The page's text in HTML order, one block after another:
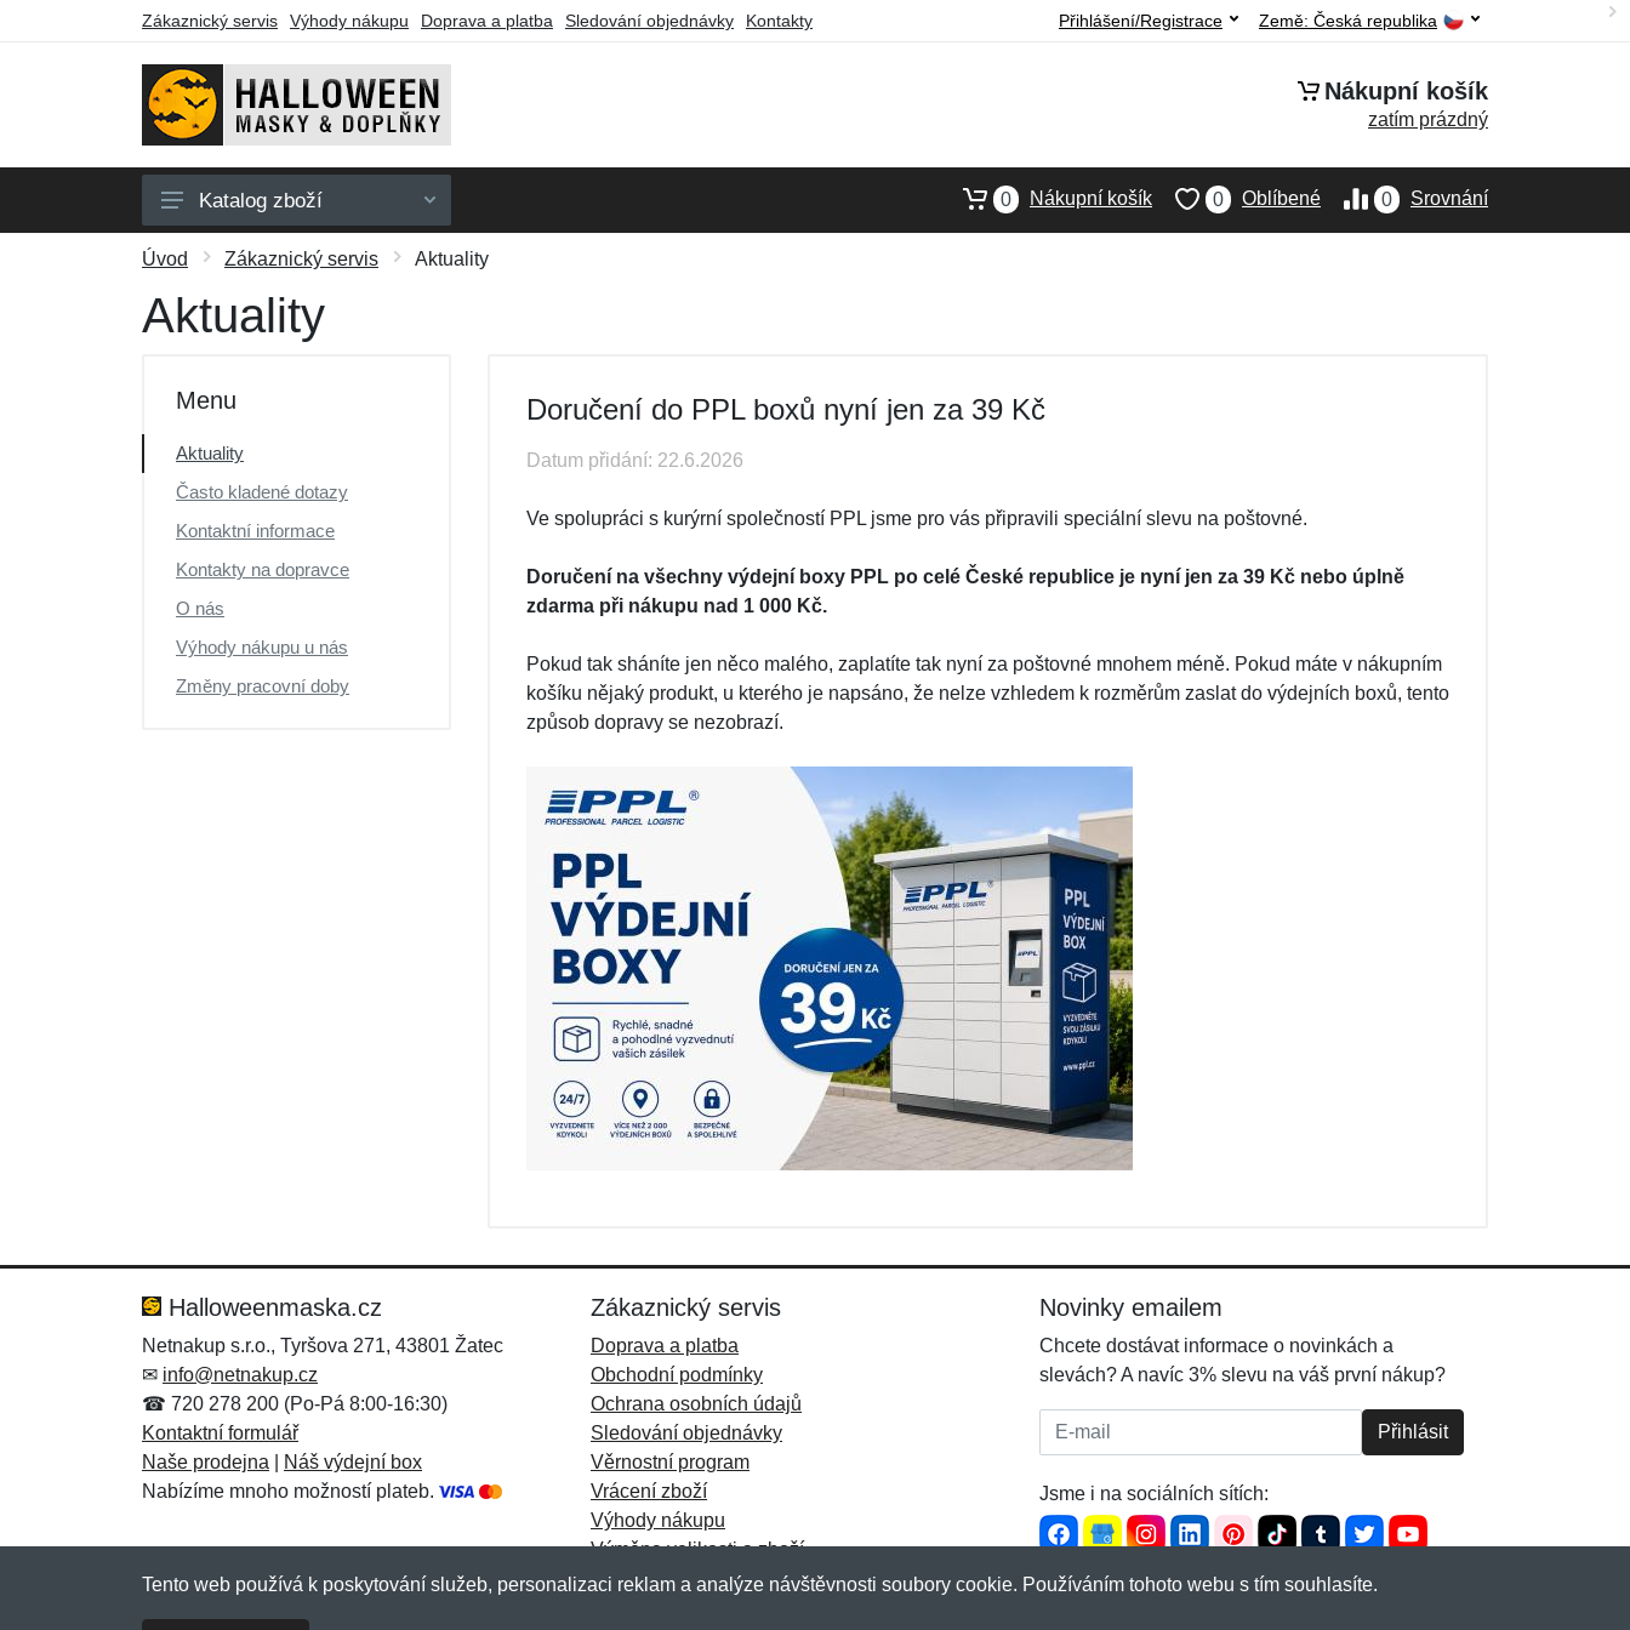
Zákaznický servis Výhody nákupu Doprava a platba Sledování objednávky Kontakty Země: Česká republika
Přihlášení/Registrace
Nákupní košík
zatím prázdný
Pánské masky
Dámské masky
Katalog zboží 0 Srovnání
0 Oblíbené
0 Nákupní košík
Úvod Zákaznický servis Aktuality
Aktuality
Menu
Aktuality
Často kladené dotazy
Kontaktní informace
Kontakty na dopravce
O nás
Výhody nákupu u nás
Změny pracovní doby
Doručení do PPL boxů nyní jen za 39 Kč
Datum přidání: 22.6.2026
Ve spolupráci s kurýrní společností PPL jsme pro vás připravili speciální slevu na poštovné.
Doručení na všechny výdejní boxy PPL po celé České republice je nyní jen za 39 Kč nebo úplně
zdarma při nákupu nad 1 000 Kč.
Pokud tak sháníte jen něco malého, zaplatíte tak nyní za poštovné mnohem méně. Pokud máte v nákupním
košíku nějaký produkt, u kterého je napsáno, že nelze vzhledem k rozměrům zaslat do výdejních boxů, tento
způsob dopravy se nezobrazí.
Halloweenmaska.cz
Netnakup s.r.o., Tyršova 271, 43801 Žatec
✉ info@netnakup.cz
☎ 720 278 200 (Po-Pá 8:00-16:30)
Kontaktní formulář
Naše prodejna
Náš výdejní box
Nabízíme mnoho možností plateb.
Zákaznický servis
Doprava a platba
Obchodní podmínky
Ochrana osobních údajů
Sledování objednávky
Věrnostní program
Vrácení zboží
Výhody nákupu
Výměna velikosti a zboží
Více informací...
Novinky emailem
Chcete dostávat informace o novinkách a
slevách? A navíc 3% slevu na váš první nákup?
E-mail: Přihlásit
Jsme i na sociálních sítích:
Tento web používá k poskytování služeb, personalizaci reklam a analýze návštěvnosti soubory cookie. Používáním tohoto webu s tím souhlasíte.